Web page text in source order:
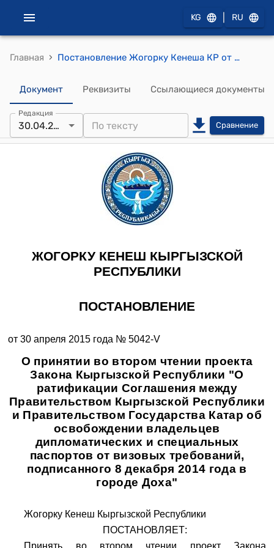
KG RU
Главная › Постановление Жогорку Кенеша КР от 30 апреля 2015 года № 5042-V "О принятии во втором чтении проекта Закона Кыргызской Республики "О ратификации Соглашения между Правительством Кыргызской Республики и Правительством Государства Катар об освобождении владельцев дипломатических и специальных паспортов от визовых требований, подписанного 8 декабря 2014 года в городе Доха"
Документ Реквизиты Ссылающиеся документы
Редакция
30.04.2015 Сравнение